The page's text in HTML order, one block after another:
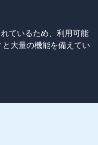
ているため、利用可能
大量の機能を備えてい